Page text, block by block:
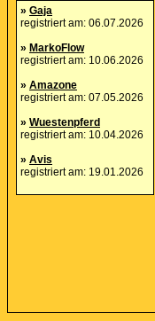
» Gaja
registriert am: 06.07.2026
» MarkoFlow
registriert am: 10.06.2026
» Amazone
registriert am: 07.05.2026
» Wuestenpferd
registriert am: 10.04.2026
» Avis
registriert am: 19.01.2026